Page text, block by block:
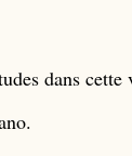
dans cette